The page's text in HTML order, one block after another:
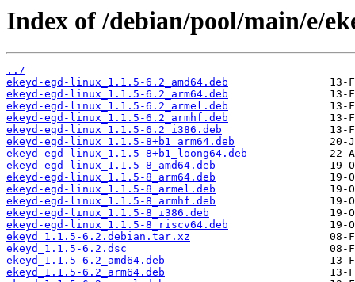
Index of /debian/pool/main/e/
../
ekeyd-egd-linux_1.1.5-6.2_amd64.deb
ekeyd-egd-linux_1.1.5-6.2_arm64.deb
ekeyd-egd-linux_1.1.5-6.2_armel.deb
ekeyd-egd-linux_1.1.5-6.2_armhf.deb
ekeyd-egd-linux_1.1.5-6.2_i386.deb
ekeyd-egd-linux_1.1.5-8+b1_arm64.deb
ekeyd-egd-linux_1.1.5-8+b1_loong64.deb
ekeyd-egd-linux_1.1.5-8_amd64.deb
ekeyd-egd-linux_1.1.5-8_arm64.deb
ekeyd-egd-linux_1.1.5-8_armel.deb
ekeyd-egd-linux_1.1.5-8_armhf.deb
ekeyd-egd-linux_1.1.5-8_i386.deb
ekeyd-egd-linux_1.1.5-8_riscv64.deb
ekeyd_1.1.5-6.2.debian.tar.xz
ekeyd_1.1.5-6.2.dsc
ekeyd_1.1.5-6.2_amd64.deb
ekeyd_1.1.5-6.2_arm64.deb